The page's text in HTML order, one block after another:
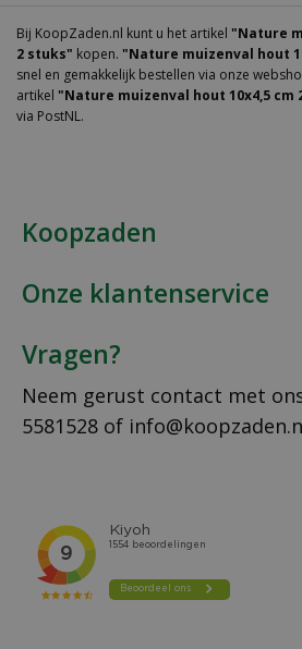
Bij KoopZaden.nl kunt u het artikel "Nature
2 stuks" kopen. "Nature muizenval hout
snel en gemakkelijk bestellen via onze
artikel "Nature muizenval hout 10x4,5 cm
via PostNL.
Koopzaden
Onze klantenservice
Vragen?
Neem gerust contact met
5581528 of